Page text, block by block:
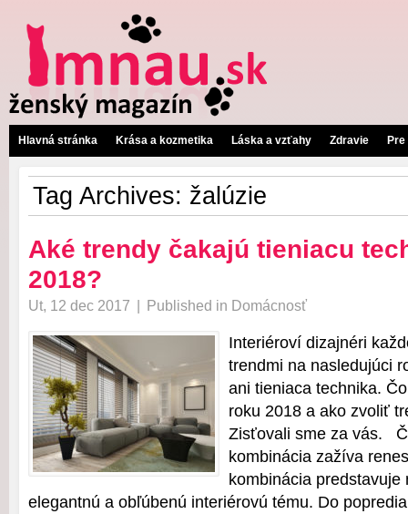
Hlavná stránka Krása a kozmetika Láska a vzťahy Zdravie
Tag Archives: žalúzie
Aké trendy čakajú tieniacu
2018?
Ut, 12 dec 2017 | Published in Domácnosť
Interiéroví dizajnéri
trendmi na nasledujúci
ani tieniaca technika.
roku 2018 a ako zvoliť
Zisťovali sme za vás.
kombinácia zažíva
kombinácia predstavuje
elegantnú a obľúbenú interiérovú tému. Do